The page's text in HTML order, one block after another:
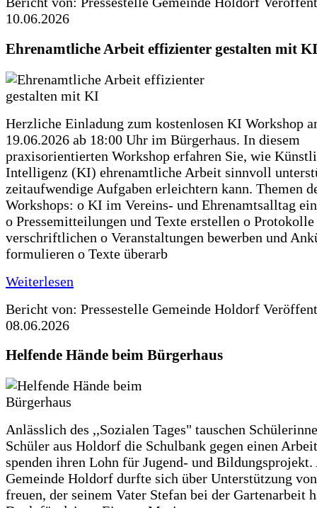
10.06.2026
Ehrenamtliche Arbeit effizienter gestalten mit KI
Herzliche Einladung zum kostenlosen KI Workshop
19.06.2026 ab 18:00 Uhr im Bürgerhaus. In diesem
praxisorientierten Workshop erfahren Sie, wie
Intelligenz (KI) ehrenamtliche Arbeit sinnvoll
zeitaufwendige Aufgaben erleichtern kann. Themen
Workshops: o KI im Vereins- und Ehrenamtsalltag
o Pressemitteilungen und Texte erstellen o
verschriftlichen o Veranstaltungen bewerben und
formulieren o Texte überarb
Weiterlesen
Bericht von: Pressestelle Gemeinde Holdorf
08.06.2026
Helfende Hände beim Bürgerhaus
Anlässlich des ,,Sozialen Tages" tauschen
Schüler aus Holdorf die Schulbank gegen einen
spenden ihren Lohn für Jugend- und Bildungsprojekt.
Gemeinde Holdorf durfte sich über Unterstützung
freuen, der seinem Vater Stefan bei der Gartenarbeit